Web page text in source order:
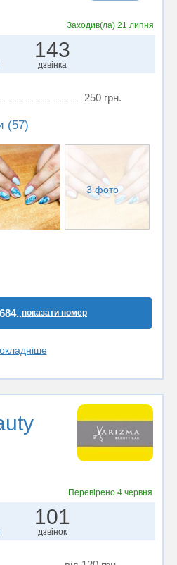
Заходив(ла) 21 липня
143
дзвінка
250 грн.
(57)
3 фото
показати номер
Перевірено 4 червня
101
дзвінок